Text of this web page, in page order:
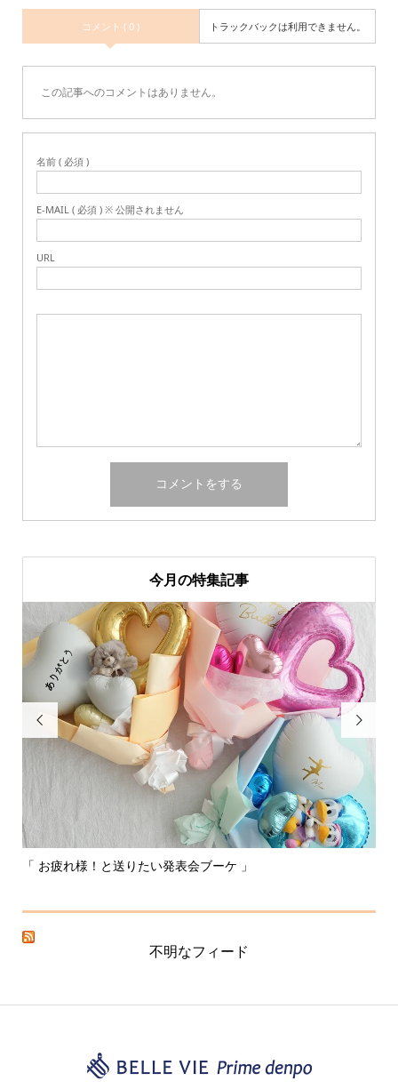
コメント ( 0 ) トラックバックは利用できません。
この記事へのコメントはありません。
名前 ( 必須 )
E-MAIL ( 必須 ) ※ 公開されません
URL
今月の特集記事

「 お疲れ様！と送りたい発表会ブーケ 」

不明なフィード